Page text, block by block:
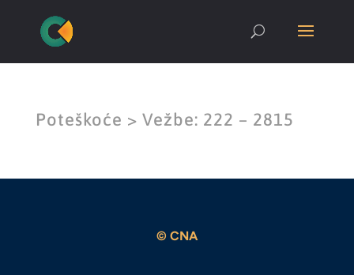
Poteškoće > Vežbe: 222 – 2815
© CNA